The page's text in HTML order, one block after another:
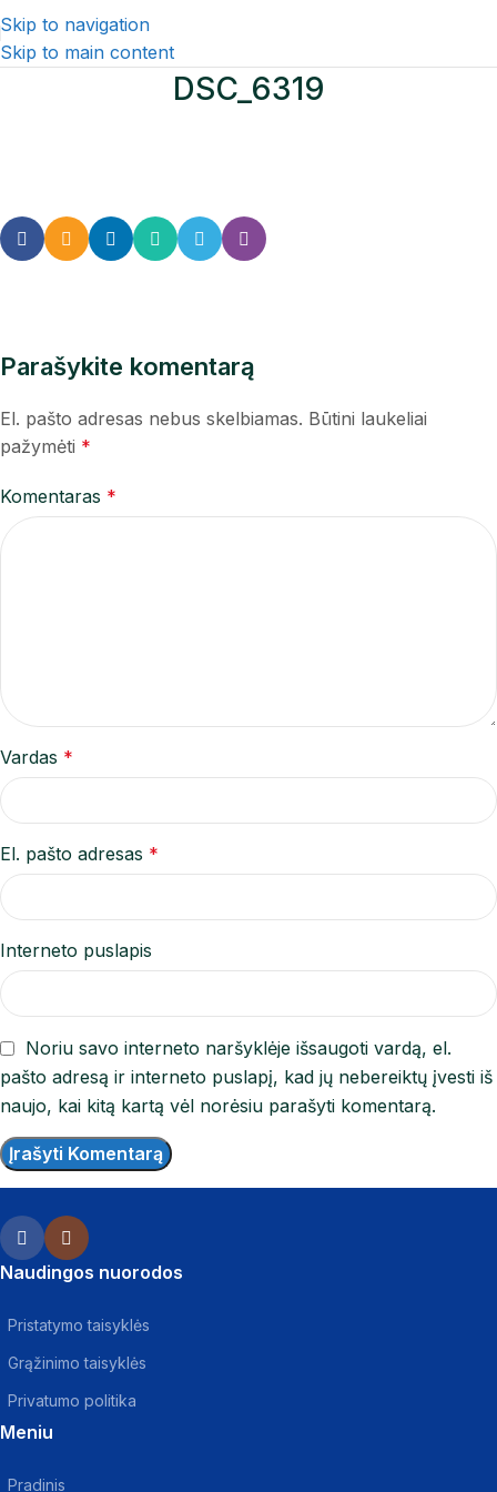
Skip to navigation
Skip to main content
DSC_6319
Parašykite komentarą
El. pašto adresas nebus skelbiamas. Būtini laukeliai
pažymėti *
Komentaras *
Vardas *
El. pašto adresas *
Interneto puslapis
Noriu savo interneto naršyklėje išsaugoti vardą, el.
pašto adresą ir interneto puslapį, kad jų nebereiktų įvesti iš
naujo, kai kitą kartą vėl norėsiu parašyti komentarą.
Naudingos nuorodos
Pristatymo taisyklės
Grąžinimo taisyklės
Privatumo politika
Meniu
Pradinis